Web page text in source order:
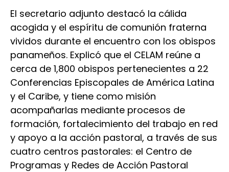
El secretario adjunto destacó la cálida
acogida y el espíritu de comunión fraterna
vividos durante el encuentro con los obispos
panameños. Explicó que el CELAM reúne a
cerca de 1,800 obispos pertenecientes a 22
Conferencias Episcopales de América Latina
y el Caribe, y tiene como misión
acompañarlas mediante procesos de
formación, fortalecimiento del trabajo en red
y apoyo a la acción pastoral, a través de sus
cuatro centros pastorales: el Centro de
Programas y Redes de Acción Pastoral